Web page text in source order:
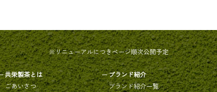
※リニューアルにつきページ順次公開予定
共栄製茶とは
ごあいさつ
ブランド紹介
ブランド紹介一覧